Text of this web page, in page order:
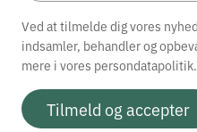
Ved at tilmelde dig vores
indsamler, behandler og
mere i vores persondatapolitik.
Tilmeld og accepter